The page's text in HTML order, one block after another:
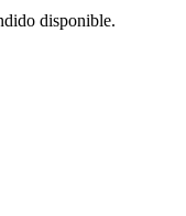
disponible.